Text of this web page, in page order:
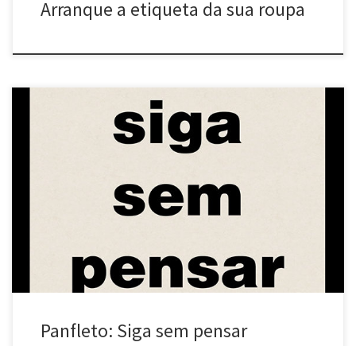
Arranque a etiqueta da sua roupa
>> Faça download: para imprimir, xerocar e distribuir (PDF) >>
compartilhe nas redes que participa Este panfleto foi criado em
2004 para ser distribuído em lugares de alta circulação de
pessoas, como saídas de metrô ou no centros das grandes
Panfleto: Siga sem pensar